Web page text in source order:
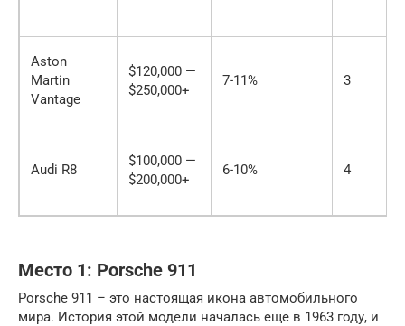
Aston
Martin
Vantage
$120,000 —
$250,000+
7-11% 3
Audi R8
$100,000 —
$200,000+
6-10% 4
Место 1: Porsche 911
Porsche 911 – это настоящая икона автомобильного
мира. История этой модели началась еще в 1963 году, и